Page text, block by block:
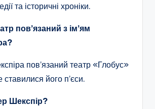
та історичні хроніки.
пов’язаний з ім’ям
пов’язаний театр «Глобус»
ставилися його п’єси.
Шекспір?